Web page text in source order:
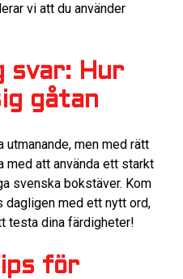
vi att du använder
svar: Hur
gåtan
men med rätt
med att använda ett starkt
svenska bokstäver. Kom
dagligen med ett nytt ord,
testa dina färdigheter!
för